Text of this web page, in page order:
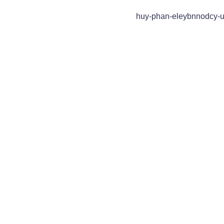
huy-phan-eleybnnodcy-